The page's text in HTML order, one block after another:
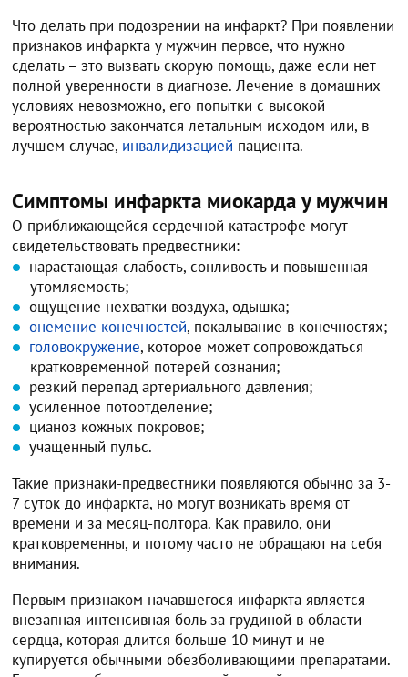
Что делать при подозрении на инфаркт? При появлении
признаков инфаркта у мужчин первое, что нужно
сделать – это вызвать скорую помощь, даже если нет
полной уверенности в диагнозе. Лечение в домашних
условиях невозможно, его попытки с высокой
вероятностью закончатся летальным исходом или, в
лучшем случае, инвалидизацией пациента.
Симптомы инфаркта миокарда у мужчин
О приближающейся сердечной катастрофе могут
свидетельствовать предвестники:
нарастающая слабость, сонливость и повышенная
утомляемость;
ощущение нехватки воздуха, одышка;
онемение конечностей, покалывание в конечностях;
головокружение, которое может сопровождаться
кратковременной потерей сознания;
резкий перепад артериального давления;
усиленное потоотделение;
цианоз кожных покровов;
учащенный пульс.
Такие признаки-предвестники появляются обычно за 3-
7 суток до инфаркта, но могут возникать время от
времени и за месяц-полтора. Как правило, они
кратковременны, и потому часто не обращают на себя
внимания.
Первым признаком начавшегося инфаркта является
внезапная интенсивная боль за грудиной в области
сердца, которая длится больше 10 минут и не
купируется обычными обезболивающими препаратами.